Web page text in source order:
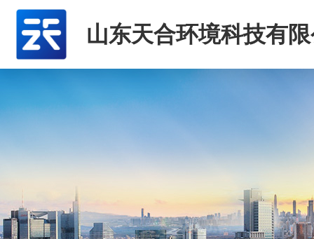
山东天合环境科技有